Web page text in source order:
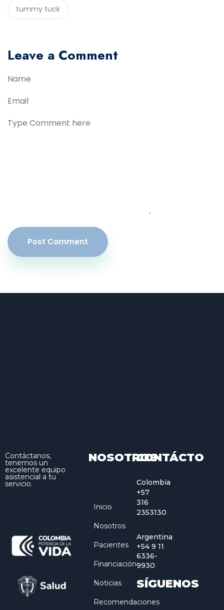
tummy tuck
Leave a Comment
Post Comment
Contáctanos,
tenemos un
excelente equipo
asistencial a tu
servicio.
NOSOTROS
Inicio
Nosotros
Pacientes
Financiación
Noticias
Recomendaciones
CONTÁCTO
Colombia
+57
316
2353130
Argentina
+54 9 11
6336-
9930
SÍGUENOS